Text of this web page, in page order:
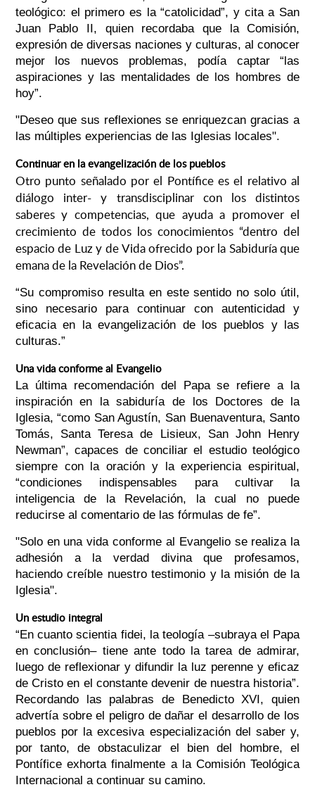
teológico: el primero es la “catolicidad”, y cita a San
Juan Pablo II, quien recordaba que la Comisión,
expresión de diversas naciones y culturas, al conocer
mejor los nuevos problemas, podía captar “las
aspiraciones y las mentalidades de los hombres de
hoy”.
"Deseo que sus reflexiones se enriquezcan gracias a
las múltiples experiencias de las Iglesias locales".
Continuar en la evangelización de los pueblos
Otro punto señalado por el Pontífice es el relativo al
diálogo inter- y transdisciplinar con los distintos
saberes y competencias, que ayuda a promover el
crecimiento de todos los conocimientos “dentro del
espacio de Luz y de Vida ofrecido por la Sabiduría que
emana de la Revelación de Dios”.
“Su compromiso resulta en este sentido no solo útil,
sino necesario para continuar con autenticidad y
eficacia en la evangelización de los pueblos y las
culturas.”
Una vida conforme al Evangelio
La última recomendación del Papa se refiere a la
inspiración en la sabiduría de los Doctores de la
Iglesia, “como San Agustín, San Buenaventura, Santo
Tomás, Santa Teresa de Lisieux, San John Henry
Newman”, capaces de conciliar el estudio teológico
siempre con la oración y la experiencia espiritual,
“condiciones indispensables para cultivar la
inteligencia de la Revelación, la cual no puede
reducirse al comentario de las fórmulas de fe”.
"Solo en una vida conforme al Evangelio se realiza la
adhesión a la verdad divina que profesamos,
haciendo creíble nuestro testimonio y la misión de la
Iglesia".
Un estudio integral
“En cuanto scientia fidei, la teología –subraya el Papa
en conclusión– tiene ante todo la tarea de admirar,
luego de reflexionar y difundir la luz perenne y eficaz
de Cristo en el constante devenir de nuestra historia”.
Recordando las palabras de Benedicto XVI, quien
advertía sobre el peligro de dañar el desarrollo de los
pueblos por la excesiva especialización del saber y,
por tanto, de obstaculizar el bien del hombre, el
Pontífice exhorta finalmente a la Comisión Teológica
Internacional a continuar su camino.